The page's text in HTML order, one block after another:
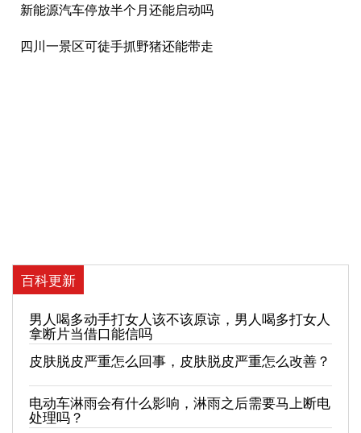
新能源汽车停放半个月还能启动吗
四川一景区可徒手抓野猪还能带走
百科更新
男人喝多动手打女人该不该原谅，男人喝多打女人
拿断片当借口能信吗
皮肤脱皮严重怎么回事，皮肤脱皮严重怎么改善？
电动车淋雨会有什么影响，淋雨之后需要马上断电
处理吗？